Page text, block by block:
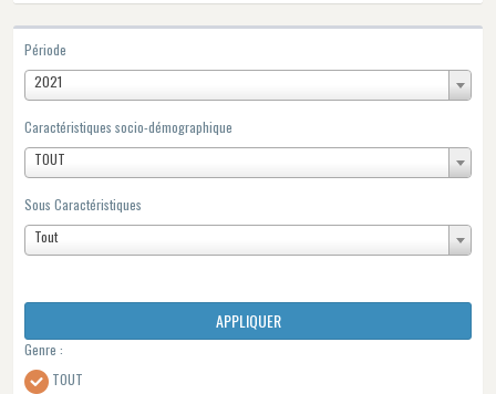
Période
2021
Caractéristiques socio-démographique
TOUT
Sous Caractéristiques
Tout
APPLIQUER
Genre :
TOUT